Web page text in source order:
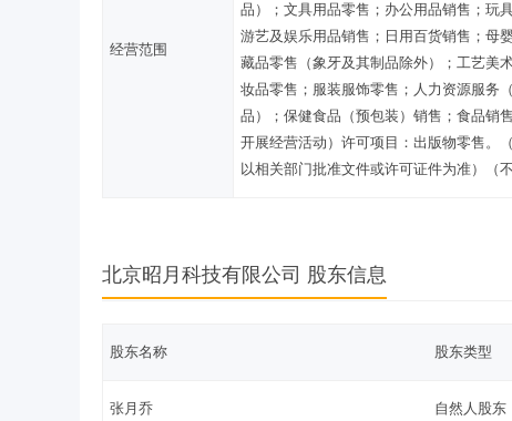
经营范围
品）；文具用品零售；办公用品销售；玩
游艺及娱乐用品销售；日用百货销售；母
藏品零售（象牙及其制品除外）；工艺美
妆品零售；服装服饰零售；人力资源服务
品）；保健食品（预包装）销售；食品销
开展经营活动）许可项目：出版物零售。
以相关部门批准文件或许可证件为准）（
北京昭月科技有限公司 股东信息
股东名称 股东类型
张月乔 自然人股东